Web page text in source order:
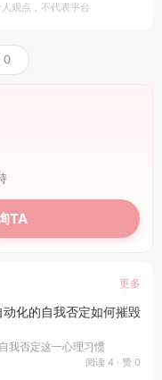
观点，不代表平台
0
TA
更多
化的自我否定如何摧毁
我否定这一心理习惯
阅读 4 · 赞 0